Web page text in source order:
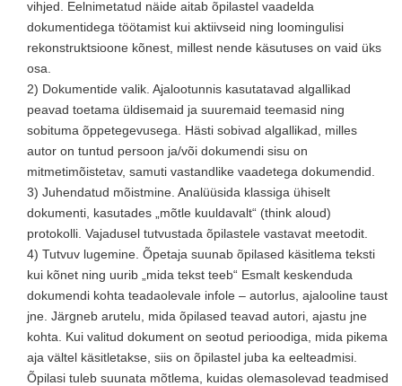
vihjed. Eelnimetatud näide aitab õpilastel vaadelda
dokumentidega töötamist kui aktiivseid ning loomingulisi
rekonstruktsioone kõnest, millest nende käsutuses on vaid üks
osa.
2) Dokumentide valik. Ajalootunnis kasutatavad algallikad
peavad toetama üldisemaid ja suuremaid teemasid ning
sobituma õppetegevusega. Hästi sobivad algallikad, milles
autor on tuntud persoon ja/või dokumendi sisu on
mitmetimõistetav, samuti vastandlike vaadetega dokumendid.
3) Juhendatud mõistmine. Analüüsida klassiga ühiselt
dokumenti, kasutades „mõtle kuuldavalt“ (think aloud)
protokolli. Vajadusel tutvustada õpilastele vastavat meetodit.
4) Tutvuv lugemine. Õpetaja suunab õpilased käsitlema teksti
kui kõnet ning uurib „mida tekst teeb“ Esmalt keskenduda
dokumendi kohta teadaolevale infole – autorlus, ajalooline taust
jne. Järgneb arutelu, mida õpilased teavad autori, ajastu jne
kohta. Kui valitud dokument on seotud perioodiga, mida pikema
aja vältel käsitletakse, siis on õpilastel juba ka eelteadmisi.
Õpilasi tuleb suunata mõtlema, kuidas olemasolevad teadmised